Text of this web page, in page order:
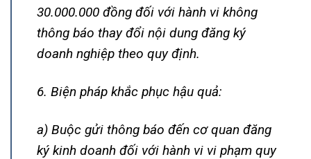
30.000.000 đồng đối với hành vi không
thông báo thay đổi nội dung đăng ký
doanh nghiệp theo quy định.
6. Biện pháp khắc phục hậu quả:
a) Buộc gửi thông báo đến cơ quan đăng
ký kinh doanh đối với hành vi vi phạm quy